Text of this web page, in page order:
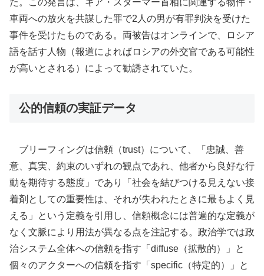
た。この発言は、キア・スターマー首相に関連する物件・
車両への放火を共謀した罪で2人の男が有罪判決を受けた
事件を受けたものである。両被告はオンラインで、ロシア
語を話す人物（報道によればロシアの外交官である可能性
が高いとされる）によって勧誘されていた。
公的信頼の実証データ
ブリーフィングは信頼（trust）について、「忠誠、善
意、真実、約束のいずれの観点であれ、他者から良好な行
動を期待する態度」であり「社会を結びつける見えない接
着剤としての重要性は、それが失われたときに最もよく見
える」という定義を引用し、信頼概念には普遍的な定義が
なく文脈により用法が異なる点を注記する。政治学では政
治システム全体への信頼を指す「diffuse（拡散的）」と
個々のアクターへの信頼を指す「specific（特定的）」と